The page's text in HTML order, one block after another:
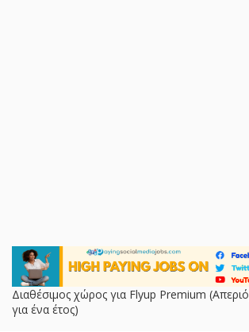
Διαθέσιμος χώρος για Flyup Premium
για ένα έτος)